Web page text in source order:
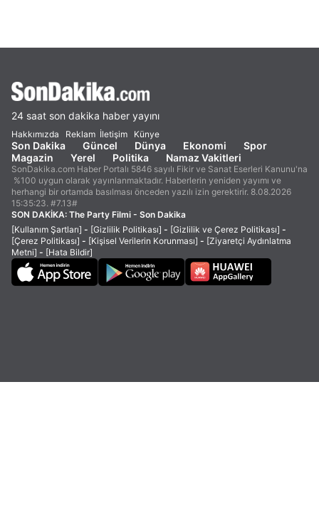
24 saat son dakika haber yayını
Hakkımızda Reklam İletişim Künye
Son Dakika Güncel Dünya Ekonomi
Spor
Magazin
Yerel Politika Namaz Vakitleri
SonDakika.com Haber Portalı 5846 sayılı Fikir ve Sanat Eserleri Kanunu'na
%100 uygun olarak yayınlanmaktadır. Haberlerin yeniden yayımı ve
herhangi bir ortamda basılması önceden yazılı izin gerektirir. 8.08.2026
15:35:23. #7.13#
SON DAKİKA: The Party Filmi - Son Dakika
[Kullanım Şartları] - [Gizlilik Politikası] - [Gizlilik ve Çerez Politikası] -
[Çerez Politikası] - [Kişisel Verilerin Korunması] - [Ziyaretçi Aydınlatma
Metni] - [Hata Bildir]